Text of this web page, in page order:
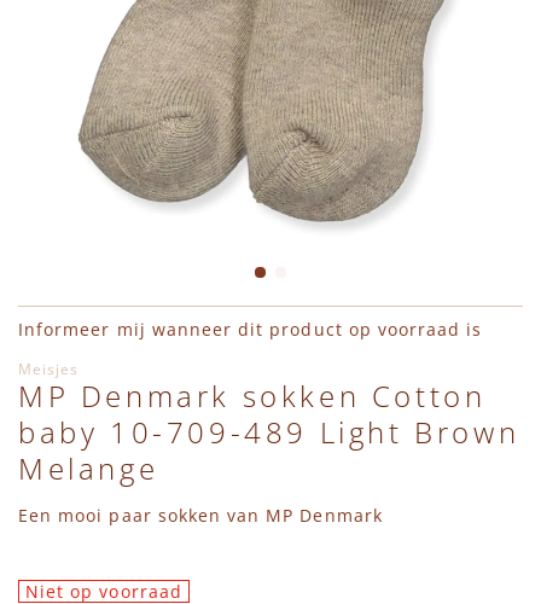
Cargo Broeken
Zwemaccessoires
Zonnebrillen
Zonnehoedjes
Ga naar het begin van de afbeeldingen-gallerij
Informeer mij wanneer dit product op voorraad is
Meisjes
MP Denmark sokken Cotton
baby 10-709-489 Light Brown
Melange
Een mooi paar sokken van MP Denmark
Niet op voorraad